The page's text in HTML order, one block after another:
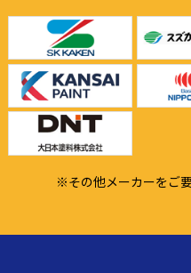
※その他メーカーをご